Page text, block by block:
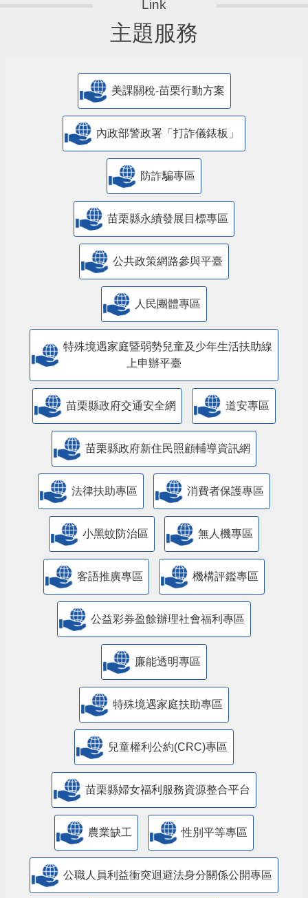
主題服務
美課關稅-苗栗行動方案
內政部警政署「打詐儀錶板」
防詐騙專區
苗栗縣永續發展目標專區
公共政策網路參與平臺
人民團體專區
特殊境遇家庭暨弱勢兒童及少年生活扶助線
上申辦平臺
苗栗縣政府交通安全網 道安專區
苗栗縣政府新住民照顧輔導資訊網
法律扶助專區 消費者保護專區
小黑蚊防治區 無人機專區
客語推廣專區 機構評鑑專區
公益彩券盈餘辦理社會福利專區
廉能透明專區
特殊境遇家庭扶助專區
兒童權利公約(CRC)專區
苗栗縣婦女福利服務資源整合平台
農業缺工 性別平等專區
公職人員利益衝突迴避法身分關係公開專區